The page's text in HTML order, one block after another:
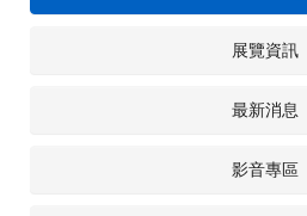
CSR
聯絡我們
投資人專區
展覽資訊
最新消息
影音專區